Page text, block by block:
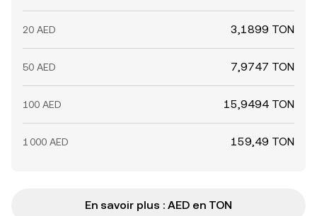
20 AED 3,1899 TON
50 AED 7,9747 TON
100 AED 15,9494 TON
1 000 AED 159,49 TON
En savoir plus : AED en TON